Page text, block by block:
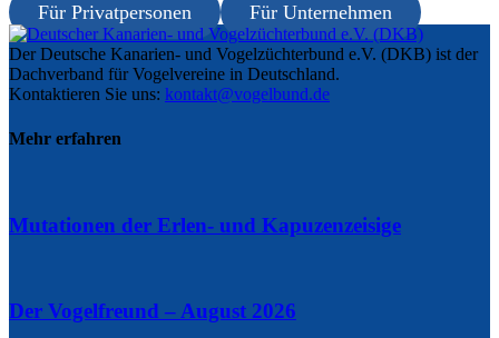
Für Privatpersonen Für Unternehmen
Der Deutsche Kanarien- und Vogelzüchterbund e.V. (DKB) ist der
Dachverband für Vogelvereine in Deutschland.
Kontaktieren Sie uns: kontakt@vogelbund.de
Mehr erfahren
Mutationen der Erlen- und Kapuzenzeisige
Der Vogelfreund – August 2026